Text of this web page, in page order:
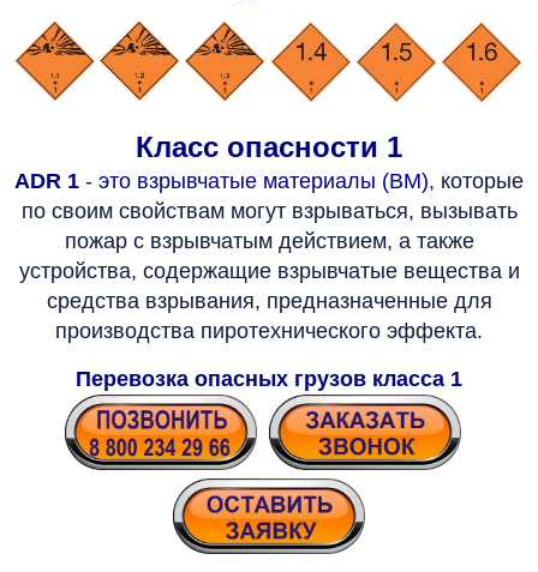
Класс опасности 1
ADR 1 - это взрывчатые материалы (ВМ), которые
по своим свойствам могут взрываться, вызывать
пожар с взрывчатым действием, а также
устройства, содержащие взрывчатые вещества и
средства взрывания, предназначенные для
производства пиротехнического эффекта.
Перевозка опасных грузов класса 1